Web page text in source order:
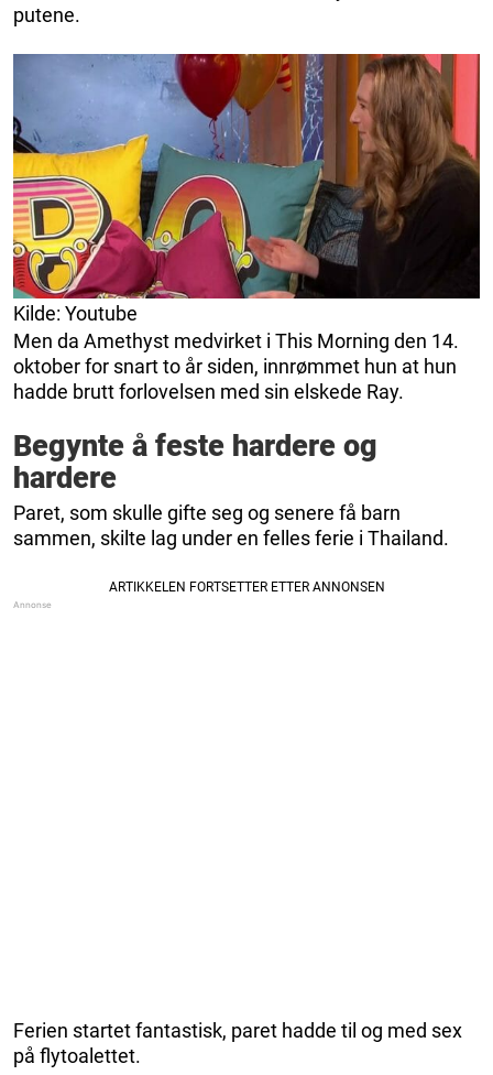
putene.
Kilde: Youtube
Men da Amethyst medvirket i This Morning den 14.
oktober for snart to år siden, innrømmet hun at hun
hadde brutt forlovelsen med sin elskede Ray.
Begynte å feste hardere og
hardere
Paret, som skulle gifte seg og senere få barn
sammen, skilte lag under en felles ferie i Thailand.
Ferien startet fantastisk, paret hadde til og med sex
på flytoalettet.